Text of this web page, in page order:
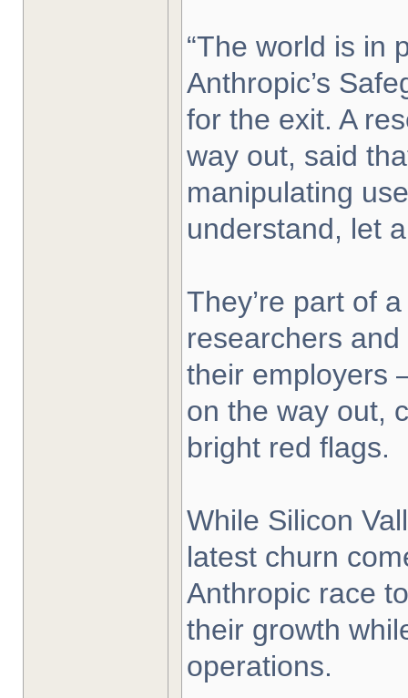
“The world is in
Anthropic’s
for the exit. A
way out, said
manipulating
understand, let
They’re part of
researchers
their employers
on the way out,
bright red flags.
While Silicon
latest churn
Anthropic race
their growth
operations.